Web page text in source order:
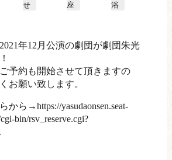
せ
座
浴
年12月公演の劇団が劇団朱光
予約も開始させて頂きますの
お願い致します。
から→https://yasudaonsen.seat-
bin/rsv_reserve.cgi?